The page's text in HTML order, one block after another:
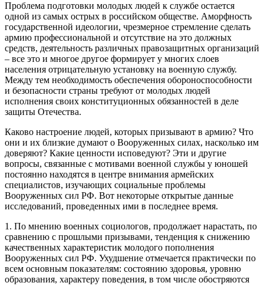
Проблема подготовки молодых людей к службе остается
одной из самых острых в российском обществе. Аморфность
государственной идеологии, чрезмерное стремление сделать
армию профессиональной и отсутствие на это должных
средств, деятельность различных правозащитных организаций
– все это и многое другое формирует у многих слоев
населения отрицательную установку на военную службу.
Между тем необходимость обеспечения обороноспособности
и безопасности страны требуют от молодых людей
исполнения своих конституционных обязанностей в деле
защиты Отечества.
Каково настроение людей, которых призывают в армию? Что
они и их близкие думают о Вооруженных силах, насколько им
доверяют? Какие ценности исповедуют? Эти и другие
вопросы, связанные с мотивами военной службы у юношей
постоянно находятся в центре внимания армейских
специалистов, изучающих социальные проблемы
Вооруженных сил РФ. Вот некоторые открытые данные
исcледований, проведенных ими в последнее время.
1. По мнению военных социологов, продолжает нарастать, по
сравнению с прошлыми призывами, тенденция к снижению
качественных характеристик молодого пополнения
Вооруженных сил РФ. Ухудшение отмечается практически по
всем основным показателям: состоянию здоровья, уровню
образования, характеру поведения, в том числе обостряются